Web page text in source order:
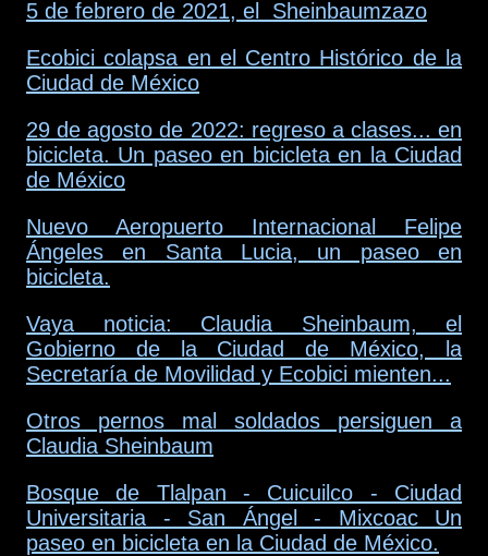
5 de febrero de 2021, el Sheinbaumzazo
Ecobici colapsa en el Centro Histórico de la
Ciudad de México
29 de agosto de 2022: regreso a clases... en
bicicleta. Un paseo en bicicleta en la Ciudad
de México
Nuevo Aeropuerto Internacional Felipe
Ángeles en Santa Lucia, un paseo en
bicicleta.
Vaya noticia: Claudia Sheinbaum, el
Gobierno de la Ciudad de México, la
Secretaría de Movilidad y Ecobici mienten...
Otros pernos mal soldados persiguen a
Claudia Sheinbaum
Bosque de Tlalpan - Cuicuilco - Ciudad
Universitaria - San Ángel - Mixcoac Un
paseo en bicicleta en la Ciudad de México.